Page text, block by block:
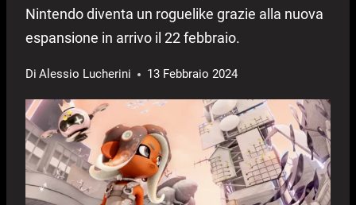
Nintendo diventa un roguelike grazie alla nuova
espansione in arrivo il 22 febbraio.
Di Alessio Lucherini 13 Febbraio 2024